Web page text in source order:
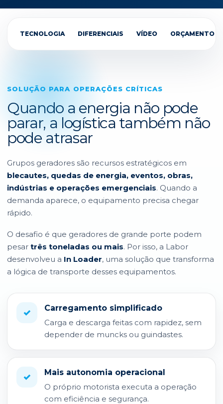
TECNOLOGIA DIFERENCIAIS VÍDEO ORÇAMENTO
SOLUÇÃO PARA OPERAÇÕES CRÍTICAS
Quando a energia não pode
parar, a logística também não
pode atrasar
Grupos geradores são recursos estratégicos em
blecautes, quedas de energia, eventos, obras,
indústrias e operações emergenciais. Quando a
demanda aparece, o equipamento precisa chegar
rápido.
O desafio é que geradores de grande porte podem
pesar três toneladas ou mais. Por isso, a Labor
desenvolveu a In Loader, uma solução que transforma
a lógica de transporte desses equipamentos.
✓
Carregamento simplificado
Carga e descarga feitas com rapidez, sem
depender de muncks ou guindastes.
✓
Mais autonomia operacional
O próprio motorista executa a operação
com eficiência e segurança.